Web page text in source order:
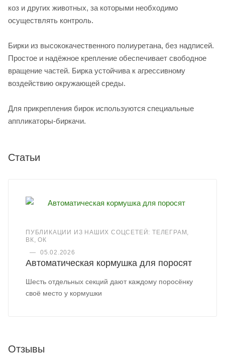
коз и других животных, за которыми необходимо
осуществлять контроль.
Бирки из высококачественного полиуретана, без надписей.
Простое и надёжное крепление обеспечивает свободное
вращение частей. Бирка устойчива к агрессивному
воздействию окружающей среды.
Для прикрепления бирок используются специальные
аппликаторы-биркачи.
Статьи
ПУБЛИКАЦИИ ИЗ НАШИХ СОЦСЕТЕЙ: ТЕЛЕГРАМ,
ВК, ОК
—
05.02.2026
Автоматическая кормушка для поросят
Шесть отдельных секций дают каждому поросёнку
своё место у кормушки
Отзывы